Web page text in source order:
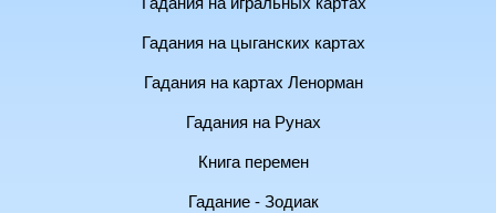
Гадания на цыганских картах
Гадания на картах Ленорман
Гадания на Рунах
Книга перемен
Гадание - Зодиак